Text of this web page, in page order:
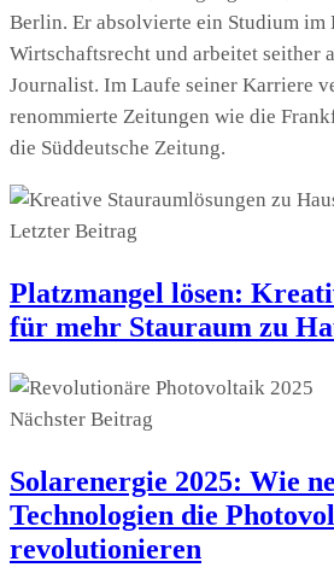
Berlin. Er absolvierte ein Studium im
Wirtschaftsrecht und arbeitet seither
Journalist. Im Laufe seiner Karriere
renommierte Zeitungen wie die
die Süddeutsche Zeitung.
Letzter Beitrag
Platzmangel lösen:
für mehr Stauraum zu
Nächster Beitrag
Solarenergie 2025: Wie
Technologien die
revolutionieren